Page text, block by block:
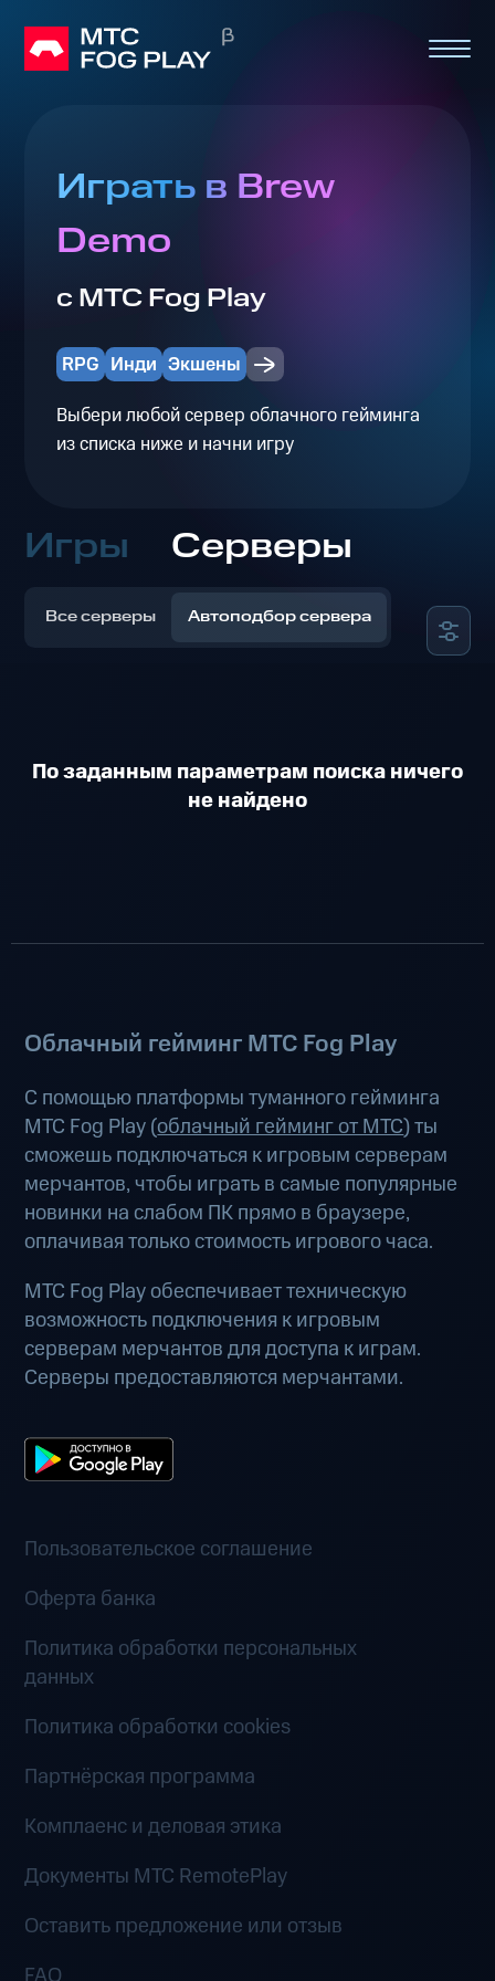
Играть в Brew
Demo
с МТС Fog Play
RPG Инди Экшены
Выбери любой сервер облачного гейминга
из списка ниже и начни игру
Игры Серверы
Все серверы Автоподбор сервера
По заданным параметрам поиска ничего
не найдено
Облачный гейминг МТС Fog Play
С помощью платформы туманного гейминга
МТС Fog Play (облачный гейминг от МТС) ты
сможешь подключаться к игровым серверам
мерчантов, чтобы играть в самые популярные
новинки на слабом ПК прямо в браузере,
оплачивая только стоимость игрового часа.
МТС Fog Play обеспечивает техническую
возможность подключения к игровым
серверам мерчантов для доступа к играм.
Серверы предоставляются мерчантами.
Пользовательское соглашение
Оферта банка
Политика обработки персональных
данных
Политика обработки cookies
Партнёрская программа
Комплаенс и деловая этика
Документы MTC RemotePlay
Оставить предложение или отзыв